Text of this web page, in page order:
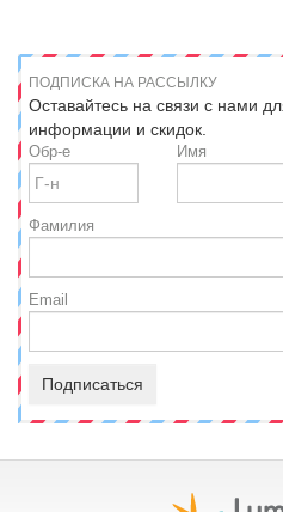
ПОДПИСКА НА РАССЫЛКУ
Оставайтесь на связи с нами
информации и скидок.
Обр-е Имя
Фамилия
Email
Подписаться